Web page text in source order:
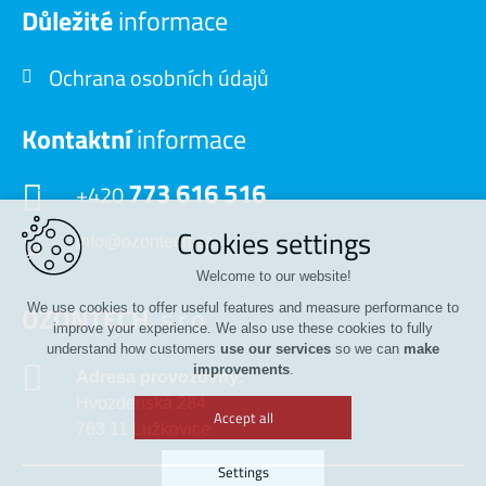
Důležitéinformace
Ochrana osobních údajů
Kontaktníinformace
+420773 616 516
info@ozontech.cz
OZONTECH,s.r.o
Adresa provozovny:
Cookies settings
Welcome to our website!
We use cookies to offer useful features and measure performance to
improve your experience. We also use these cookies to fully
understand how customers use our services so we can make
improvements.
Accept all
Settings